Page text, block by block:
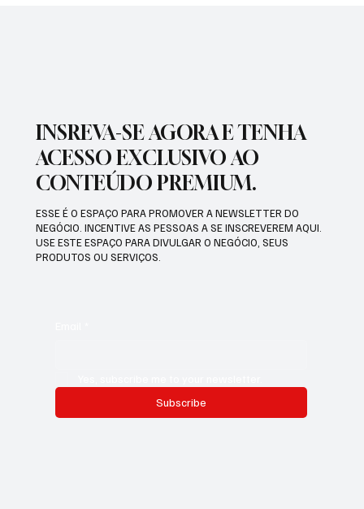
INSREVA-SE AGORA E TENHA
ACESSO EXCLUSIVO AO
CONTEÚDO PREMIUM.
ESSE É O ESPAÇO PARA PROMOVER A NEWSLETTER DO
NEGÓCIO. INCENTIVE AS PESSOAS A SE INSCREVEREM AQUI.
USE ESTE ESPAÇO PARA DIVULGAR O NEGÓCIO, SEUS
PRODUTOS OU SERVIÇOS.
Subscribe